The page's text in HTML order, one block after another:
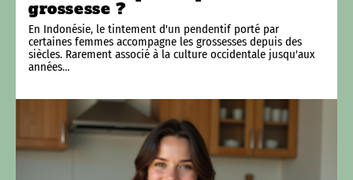
grossesse ?
En Indonésie, le tintement d'un pendentif porté par
certaines femmes accompagne les grossesses depuis des
siècles. Rarement associé à la culture occidentale jusqu'aux
années…